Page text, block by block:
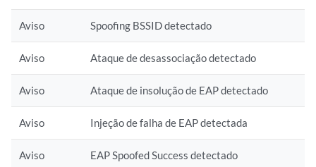
Aviso Spoofing BSSID detectado
Aviso Ataque de desassociação detectado
Aviso Ataque de insolução de EAP detectado
Aviso Injeção de falha de EAP detectada
Aviso EAP Spoofed Success detectado